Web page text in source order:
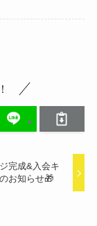
完成&入会キ
お知らせ🎁